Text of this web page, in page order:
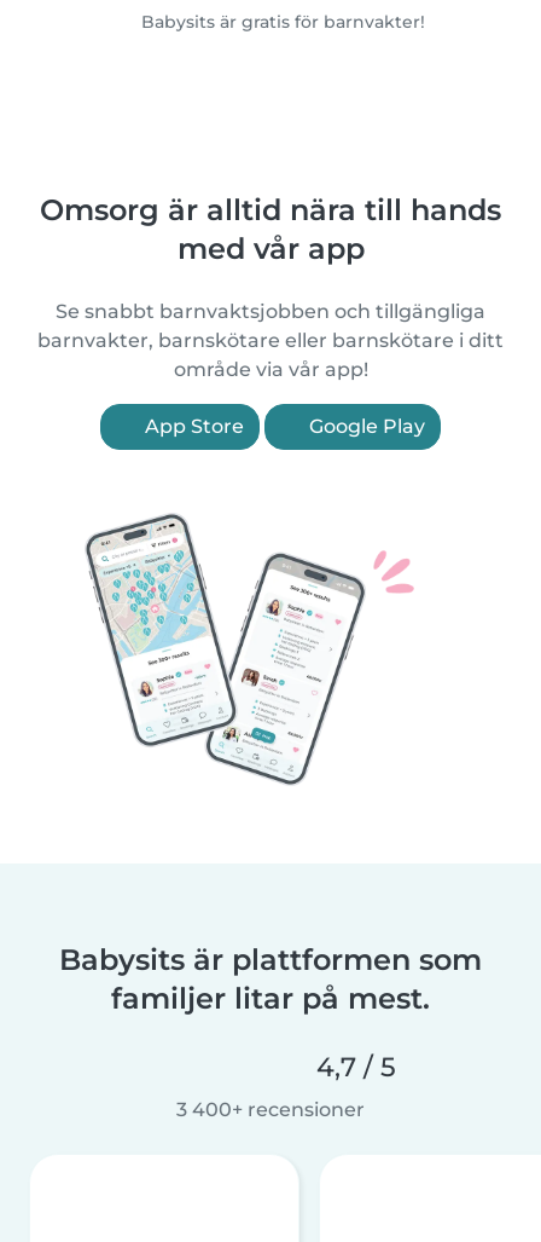
Babysits är gratis för barnvakter!
Omsorg är alltid nära till hands
med vår app
Se snabbt barnvaktsjobben och tillgängliga
barnvakter, barnskötare eller barnskötare i ditt
område via vår app!
App Store Google Play
Babysits är plattformen som
familjer litar på mest.
4,7 / 5
3 400+ recensioner